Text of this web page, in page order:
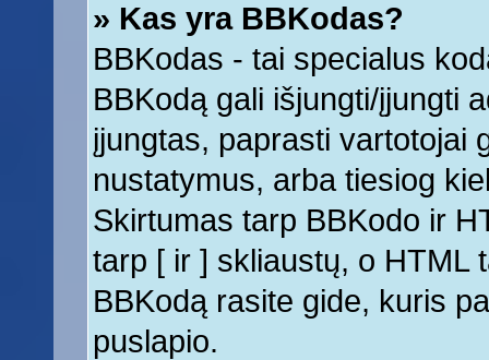
» Kas yra BBKodas?
BBKodas - tai specialus
BBKodą gali išjungti/įjungti
įjungtas, paprasti vartotojai
nustatymus, arba tiesiog
Skirtumas tarp BBKodo ir
tarp [ ir ] skliaustų, o HTML
BBKodą rasite gide, kuris
puslapio.